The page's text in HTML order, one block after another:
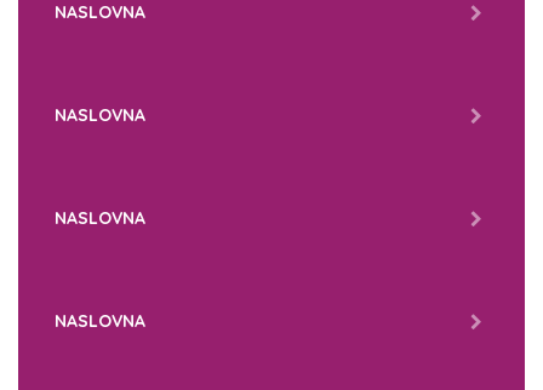
NASLOVNA
NASLOVNA
NASLOVNA
NASLOVNA